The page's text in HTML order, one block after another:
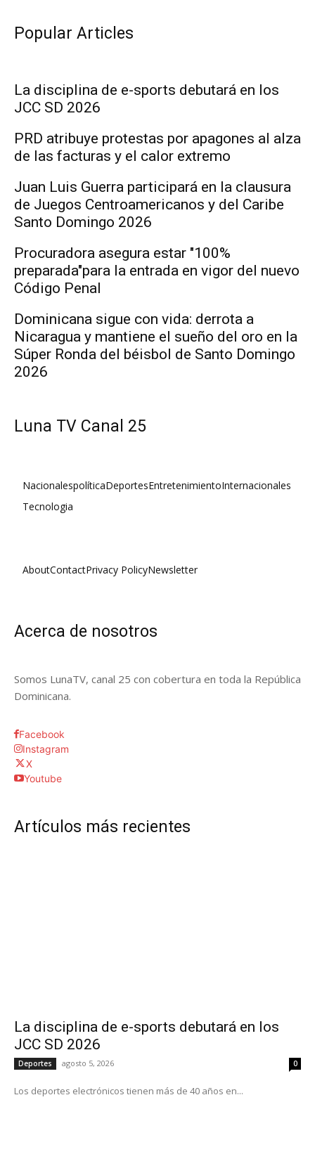
Popular Articles
La disciplina de e-sports debutará en los
JCC SD 2026
PRD atribuye protestas por apagones al alza
de las facturas y el calor extremo
Juan Luis Guerra participará en la clausura
de Juegos Centroamericanos y del Caribe
Santo Domingo 2026
Procuradora asegura estar "100%
preparada"para la entrada en vigor del nuevo
Código Penal
Dominicana sigue con vida: derrota a
Nicaragua y mantiene el sueño del oro en la
Súper Ronda del béisbol de Santo Domingo
2026
Luna TV Canal 25
NacionalespolíticaDeportesEntretenimientoInternacionales
Tecnologia
AboutContactPrivacy PolicyNewsletter
Acerca de nosotros
Somos LunaTV, canal 25 con cobertura en toda la República
Dominicana.
Facebook
Instagram
X
Youtube
Artículos más recientes
La disciplina de e-sports debutará en los
JCC SD 2026
Deportes agosto 5, 2026 0
Los deportes electrónicos tienen más de 40 años en...